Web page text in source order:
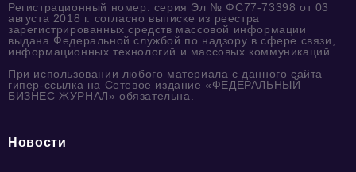
Регистрационный номер: серия Эл № ФС77-73398 от 03
августа 2018 г. согласно выписке из реестра
зарегистрированных средств массовой информации
выдана Федеральной службой по надзору в сфере связи,
информационных технологий и массовых коммуникаций.
При использовании любого материала с данного сайта
гипер-ссылка на Сетевое издание «ФЕДЕРАЛЬНЫЙ
БИЗНЕС ЖУРНАЛ» обязательна.
Новости